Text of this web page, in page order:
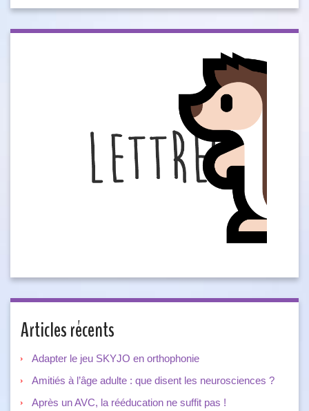
Articles récents
Adapter le jeu SKYJO en orthophonie
Amitiés à l’âge adulte : que disent les neurosciences ?
Après un AVC, la rééducation ne suffit pas !